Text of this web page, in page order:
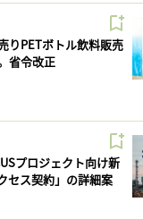
りPETボトル飲料販売
省令改正
プロジェクト向け新
セス契約」の詳細案